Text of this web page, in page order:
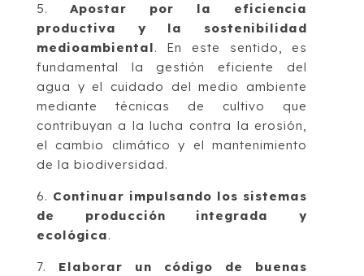
5. Apostar por la eficiencia
productiva y la sostenibilidad
medioambiental. En este sentido, es
fundamental la gestión eficiente del
agua y el cuidado del medio ambiente
mediante técnicas de cultivo que
contribuyan a la lucha contra la erosión,
el cambio climático y el mantenimiento
de la biodiversidad.
6. Continuar impulsando los sistemas
de producción integrada y
ecológica.
7. Elaborar un código de buenas